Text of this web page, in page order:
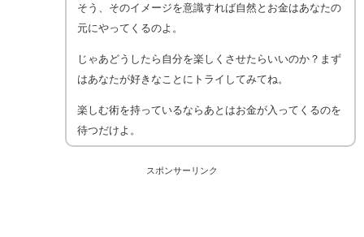
そう、そのイメージを意識すれば自然とお金はあなたの
元にやってくるのよ。
じゃあどうしたら自分を楽しくさせたらいいのか？まず
はあなたが好きなことにトライしてみてね。
楽しむ術を持っているならあとはお金が入ってくるのを
待つだけよ。
スポンサーリンク